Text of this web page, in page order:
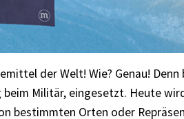
der Welt! Wie? Genau!
Militär, eingesetzt. Heute
bestimmten Orten oder